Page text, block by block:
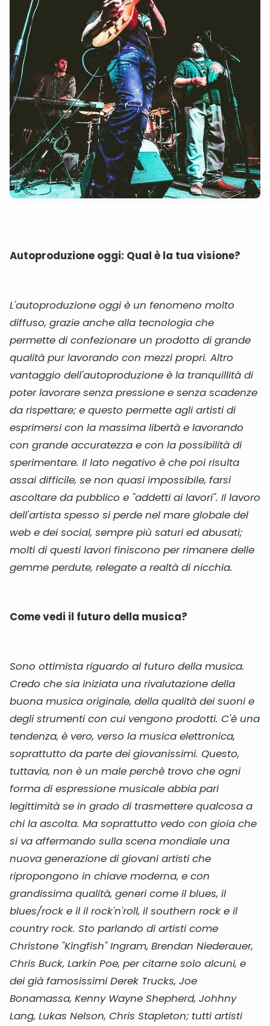
Autoproduzione oggi: Qual è la tua visione?
L'autoproduzione oggi è un fenomeno molto
diffuso, grazie anche alla tecnologia che
permette di confezionare un prodotto di grande
qualità pur lavorando con mezzi propri. Altro
vantaggio dell'autoproduzione è la tranquillità di
poter lavorare senza pressione e senza scadenze
da rispettare; e questo permette agli artisti di
esprimersi con la massima libertà e lavorando
con grande accuratezza e con la possibilità di
sperimentare. Il lato negativo è che poi risulta
assai difficile, se non quasi impossibile, farsi
ascoltare da pubblico e "addetti ai lavori". Il lavoro
dell'artista spesso si perde nel mare globale del
web e dei social, sempre più saturi ed abusati;
molti di questi lavori finiscono per rimanere delle
gemme perdute, relegate a realtà di nicchia.
Come vedi il futuro della musica?
Sono ottimista riguardo al futuro della musica.
Credo che sia iniziata una rivalutazione della
buona musica originale, della qualità dei suoni e
degli strumenti con cui vengono prodotti. C'è una
tendenza, è vero, verso la musica elettronica,
soprattutto da parte dei giovanissimi. Questo,
tuttavia, non è un male perchè trovo che ogni
forma di espressione musicale abbia pari
legittimità se in grado di trasmettere qualcosa a
chi la ascolta. Ma soprattutto vedo con gioia che
si va affermando sulla scena mondiale una
nuova generazione di giovani artisti che
ripropongono in chiave moderna, e con
grandissima qualità, generi come il blues, il
blues/rock e il il rock'n'roll, il southern rock e il
country rock. Sto parlando di artisti come
Christone "Kingfish" Ingram, Brendan Niederauer,
Chris Buck, Larkin Poe, per citarne solo alcuni, e
dei già famosissimi Derek Trucks, Joe
Bonamassa, Kenny Wayne Shepherd, Johhny
Lang, Lukas Nelson, Chris Stapleton; tutti artisti